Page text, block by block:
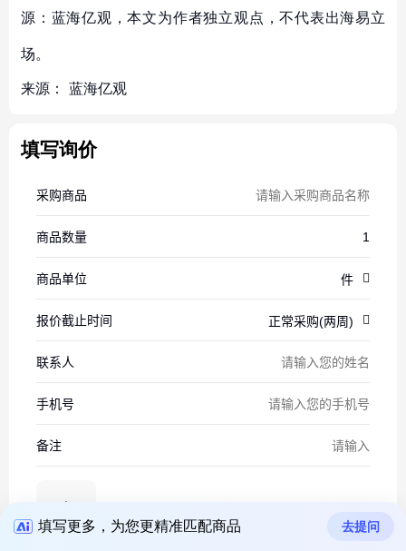
源：蓝海亿观，本文为作者独立观点，不代表出海易立
场。
来源： 蓝海亿观
填写询价
填写更多，为您更精准匹配商品 去提问